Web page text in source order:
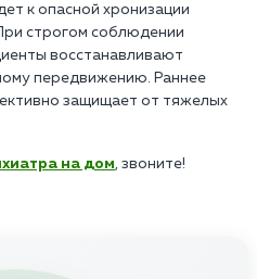
к опасной хронизации
строгом соблюдении
восстанавливают
передвижению. Раннее
защищает от тяжелых
на дом, звоните!